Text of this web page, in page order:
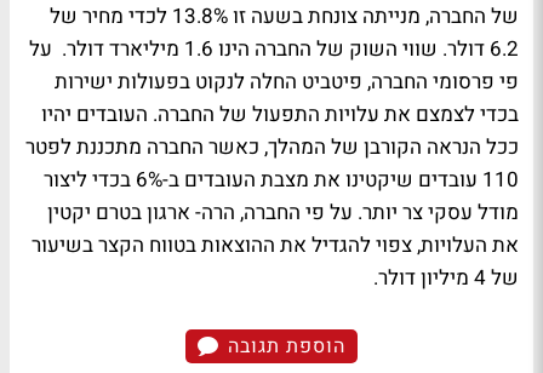
של החברה, מנייתה צונחת בשעה זו 13.8% לכדי מחיר של
6.2 דולר. שווי השוק של החברה הינו 1.6 מיליארד דולר. על
פי פרסומי החברה, פיטביט החלה לנקוט בפעולות ישירות
בכדי לצמצם את עלויות התפעול של החברה. העובדים יהיו
ככל הנראה הקורבן של המהלך, כאשר החברה מתכננת לפטר
110 עובדים שיקטינו את מצבת העובדים ב-6% בכדי ליצור
מודל עסקי צר יותר. על פי החברה, הרה- ארגון בטרם יקטין
את העלויות, צפוי להגדיל את ההוצאות בטווח הקצר בשיעור
של 4 מיליון דולר.
הוספת תגובה